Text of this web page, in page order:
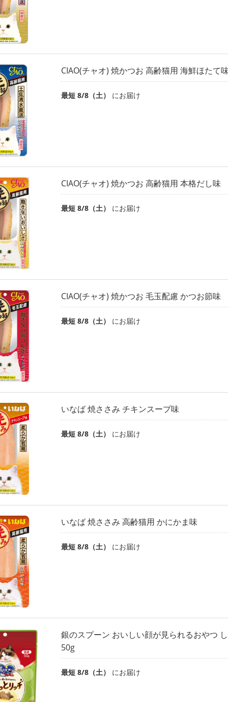
CIAO(チャオ) 焼かつお 高齢猫用 海鮮ほたて
最短 8/8（土） にお届け
CIAO(チャオ) 焼かつお 高齢猫用 本格だし味
最短 8/8（土） にお届け
CIAO(チャオ) 焼かつお 毛玉配慮 かつお節味
最短 8/8（土） にお届け
いなば 焼ささみ チキンスープ味
最短 8/8（土） にお届け
いなば 焼ささみ 高齢猫用 かにかま味
最短 8/8（土） にお届け
銀のスプーン おいしい顔が見られるおやつ
50g
最短 8/8（土） にお届け